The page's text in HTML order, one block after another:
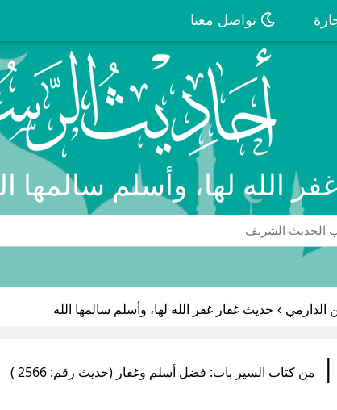
تواصل معنا
الله لها، وأسلم سالمها
الدارمي › حديث غفار غفر الله لها، وأسلم سالمها الله
| من كتاب السير باب: فضل أسلم وغفار (حديث رقم: 2566 )